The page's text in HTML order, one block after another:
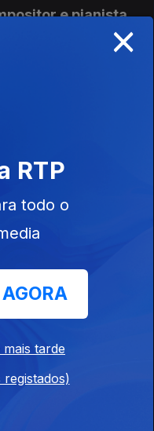
e pianista
foi professor nas
de Lisboa e do
e na
director artístico
Parte I
Boléo ao
Para além de
é professor e
um programa do
uma entrevista a
×
RTP
todo o
tarde